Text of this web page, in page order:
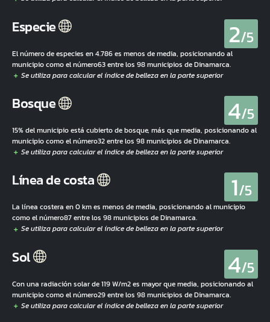
Especie 2/5
El número de especies en 4.786 es menos de media, posicionando al
municipio como el número63 entre los 98 municipios de Dinamarca.
Bosque 4/5
15% del municipio está cubierto de bosque, más que media, posicionando al
municipio como el número32 entre los 98 municipios de Dinamarca.
Línea de costa 1/5
La línea costera en 0 km es menos de media, posicionando al municipio
como el número87 entre los 98 municipios de Dinamarca.
Sol 4/5
Con una radiación solar de 119 W/m2 es mayor que media, posicionando al
municipio como el número29 entre los 98 municipios de Dinamarca.